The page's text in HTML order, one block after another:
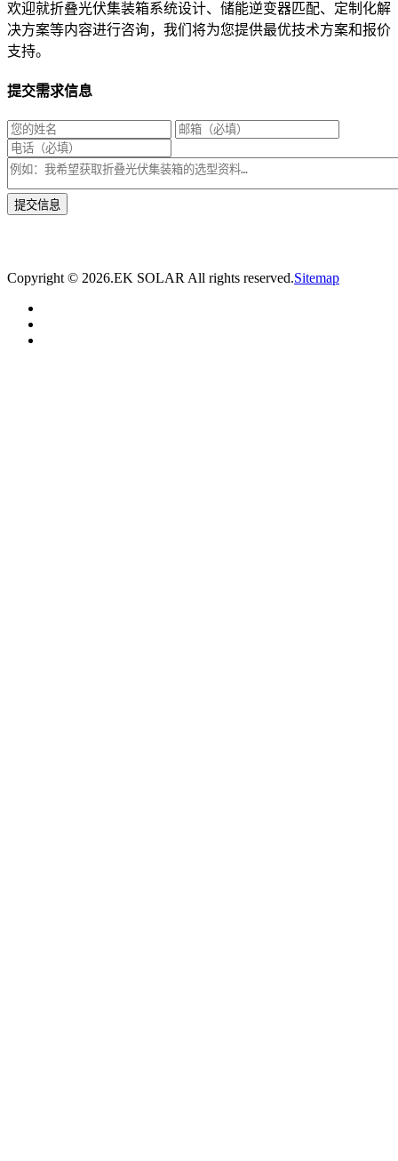
欢迎就折叠光伏集装箱系统设计、储能逆变器匹配、定制化解
决方案等内容进行咨询，我们将为您提供最优技术方案和报价
支持。
提交需求信息
Copyright © 2026.EK SOLAR All rights reserved.Sitemap